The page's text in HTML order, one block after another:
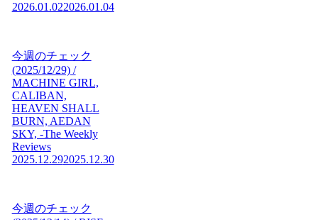
2026.01.022026.01.04
今週のチェック
(2025/12/29) /
MACHINE GIRL,
CALIBAN,
HEAVEN SHALL
BURN, AEDAN
SKY, -The Weekly
Reviews
2025.12.292025.12.30
今週のチェック